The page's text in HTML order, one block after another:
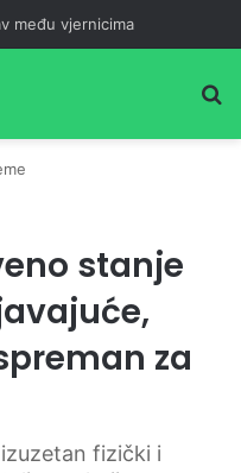
među vjernicima
stanje
za
fizički i